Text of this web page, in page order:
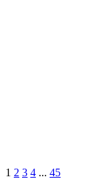
1 2 3 4 ... 45